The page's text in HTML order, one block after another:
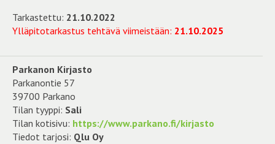
Tarkastettu: 21.10.2022
Ylläpitotarkastus tehtävä viimeistään: 21.10.2025
Parkanon Kirjasto
Parkanontie 57
39700 Parkano
Tilan tyyppi: Sali
Tilan kotisivu: https://www.parkano.fi/kirjasto
Tiedot tarjosi: Qlu Oy